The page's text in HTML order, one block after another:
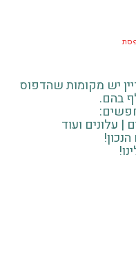
יש מקומות שהדפוס
בהם.
| עלונים ועוד